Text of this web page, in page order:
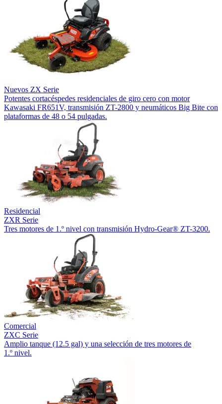
Nuevos ZX Serie
Potentes cortacéspedes residenciales de giro cero con motor
Kawasaki FR651V, transmisión ZT-2800 y neumáticos Big Bite con
plataformas de 48 o 54 pulgadas.
Residencial
ZXR Serie
Tres motores de 1.º nivel con transmisión Hydro-Gear® ZT-3200.
Comercial
ZXC Serie
Amplio tanque (12.5 gal) y una selección de tres motores de
1.º nivel.